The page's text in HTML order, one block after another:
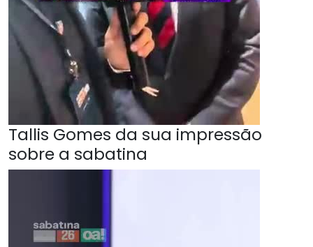
Tallis Gomes da sua impressão
sobre a sabatina